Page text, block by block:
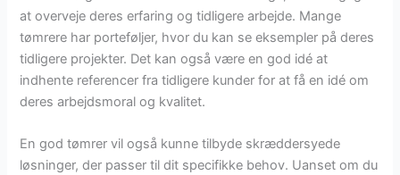
at overveje deres erfaring og tidligere arbejde. Mange
tømrere har porteføljer, hvor du kan se eksempler på deres
tidligere projekter. Det kan også være en god idé at
indhente referencer fra tidligere kunder for at få en idé om
deres arbejdsmoral og kvalitet.
En god tømrer vil også kunne tilbyde skræddersyede
løsninger, der passer til dit specifikke behov. Uanset om du